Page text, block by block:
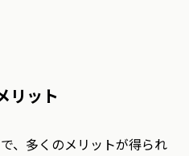
リット
、多くのメリットが得られ